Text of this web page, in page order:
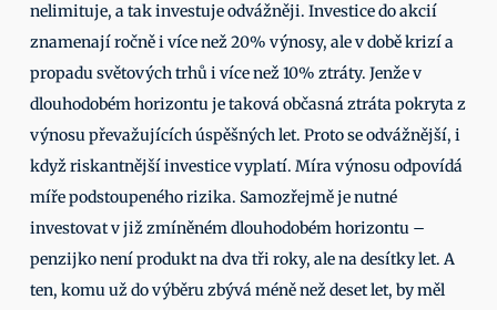
nelimituje, a tak investuje odvážněji. Investice do akcií
znamenají ročně i více než 20% výnosy, ale v době krizí a
propadu světových trhů i více než 10% ztráty. Jenže v
dlouhodobém horizontu je taková občasná ztráta pokryta z
výnosu převažujících úspěšných let. Proto se odvážnější, i
když riskantnější investice vyplatí. Míra výnosu odpovídá
míře podstoupeného rizika. Samozřejmě je nutné
investovat v již zmíněném dlouhodobém horizontu –
penzijko není produkt na dva tři roky, ale na desítky let. A
ten, komu už do výběru zbývá méně než deset let, by měl